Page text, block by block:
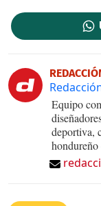
Equipo
deportiva,